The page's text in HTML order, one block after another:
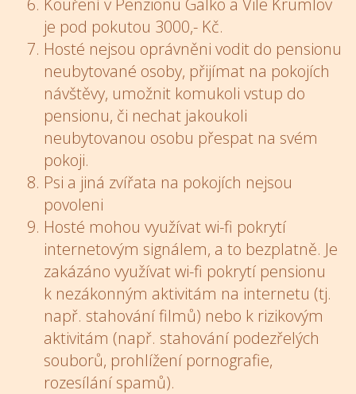
Kouření v Penzionu Galko a Vile Krumlov
je pod pokutou 3000,- Kč.
Hosté nejsou oprávněni vodit do pensionu
neubytované osoby, přijímat na pokojích
návštěvy, umožnit komukoli vstup do
pensionu, či nechat jakoukoli
neubytovanou osobu přespat na svém
pokoji.
Psi a jiná zvířata na pokojích nejsou
povoleni
Hosté mohou využívat wi-fi pokrytí
internetovým signálem, a to bezplatně. Je
zakázáno využívat wi-fi pokrytí pensionu
k nezákonným aktivitám na internetu (tj.
např. stahování filmů) nebo k rizikovým
aktivitám (např. stahování podezřelých
souborů, prohlížení pornografie,
rozesílání spamů).